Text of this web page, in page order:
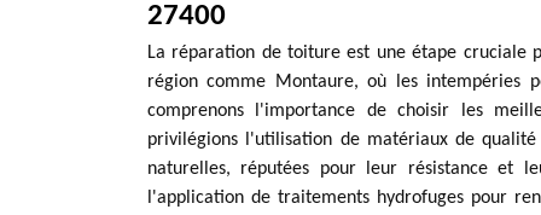
27400
La réparation de toiture est une étape cruciale
région comme Montaure, où les intempéries
comprenons l'importance de choisir les
privilégions l'utilisation de matériaux de
naturelles, réputées pour leur résistance et
l'application de traitements hydrofuges pour